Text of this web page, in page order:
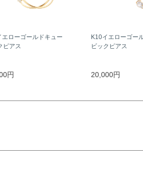
エローゴールドキュー
ピアス
円
K10イエローゴー
ビックピアス
20,000円